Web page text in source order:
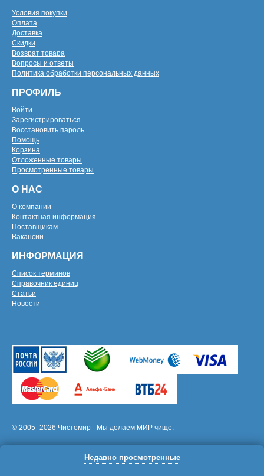
Условия покупки
Оплата
Доставка
Скидки
Возврат товара
Вопросы и ответы
Политика обработки персональных данных
ПРОФИЛЬ
Войти
Зарегистрироваться
Восстановить пароль
Помощь
Корзина
Отложенные товары
Просмотренные товары
О НАС
О компании
Контактная информация
Поставщикам
Вакансии
ИНФОРМАЦИЯ
Список терминов
Справочник единиц
Статьи
Новости
© 2005–2026 Чистомир - Мы делаем МИР чище.
Недавно просмотренные